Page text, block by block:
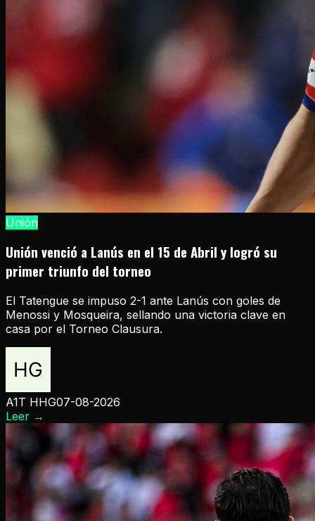
Unión
Unión venció a Lanús en el 15 de Abril y logró su
primer triunfo del torneo
El Tatengue se impuso 2-1 ante Lanús con goles de
Menossi y Mosqueira, sellando una victoria clave en
casa por el Torneo Clausura.
A1T HHG07-08-2026
Leer →